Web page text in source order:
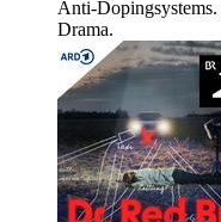
Anti-
Drama.